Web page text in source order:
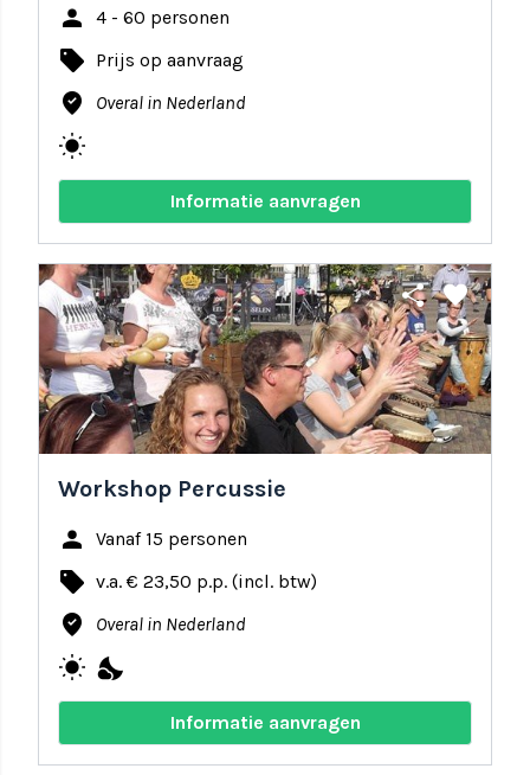
person 4 - 60 personen
local_offer Prijs op aanvraag
where_to_vote Overal in Nederland
wb_sunny
Informatie aanvragen
share favorite
Workshop Percussie
person Vanaf 15 personen
local_offer v.a. € 23,50 p.p. (incl. btw)
where_to_vote Overal in Nederland
wb_sunny nights_stay
Informatie aanvragen